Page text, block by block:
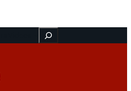
Buscar